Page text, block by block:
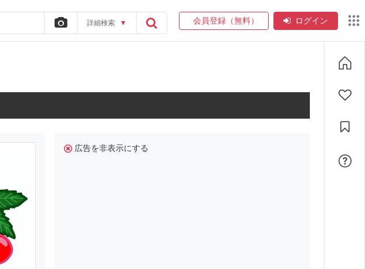
詳細検索 ▼ 会員登録（無料） ログイン
広告を非表示にする